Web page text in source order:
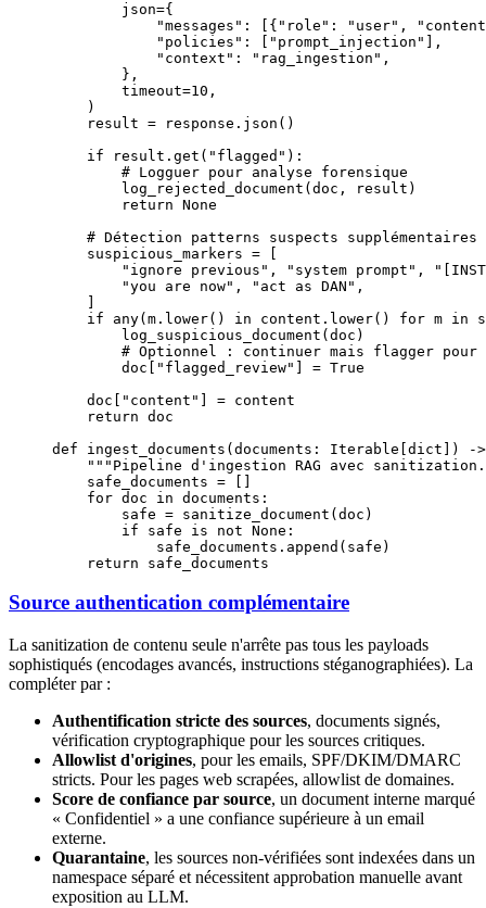
        json
={
            "messages"
: [{ "role" : "user" ,
            "policies"
: [ "prompt_injection"
],
            "context"
: "rag_ingestion" ,
        },
        timeout
=10 ,
    )
    result
= response.json()
    if
result.get( "flagged" ):
        # Logguer pour analyse forensique
        log_rejected_document(doc, result)
        return
None
    # Détection patterns suspects supplémentaires
    suspicious_markers
=
        "ignore previous"
, "system prompt" ,
        "you are now"
, "act as DAN" ,
    if
any(m.lower() in content.lower() for m in
        log_suspicious_document(doc)
# Optionnel : continuer mais flagger pour
        doc[
"flagged_review" = True
    doc[
"content" = content
    return
doc
def ingest_documents (documents: Iterable[ dict ]) -
"""Pipeline d'ingestion RAG avec
    safe_documents
=
    for
doc in documents:
        safe
= sanitize_document(doc)
        if
safe is not None :
            safe_documents.append(safe)
    return
safe_documents
Source authentication complémentaire
La sanitization de contenu seule n'arrête pas tous les payloads
sophistiqués (encodages avancés, instructions stéganographiées). La
compléter par :
Authentification stricte des sources, documents signés,
vérification cryptographique pour les sources critiques.
Allowlist d'origines, pour les emails, SPF/DKIM/DMARC
stricts. Pour les pages web scrapées, allowlist de domaines.
Score de confiance par source, un document interne marqué
« Confidentiel » a une confiance supérieure à un email
externe.
Quarantaine, les sources non-vérifiées sont indexées dans un
namespace séparé et nécessitent approbation manuelle avant
exposition au LLM.